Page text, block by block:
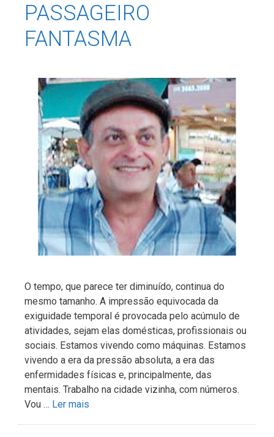
PASSAGEIRO
FANTASMA
O tempo, que parece ter diminuído, continua do
mesmo tamanho. A impressão equivocada da
exiguidade temporal é provocada pelo acúmulo de
atividades, sejam elas domésticas, profissionais ou
sociais. Estamos vivendo como máquinas. Estamos
vivendo a era da pressão absoluta, a era das
enfermidades físicas e, principalmente, das
mentais. Trabalho na cidade vizinha, com números.
Vou … Ler mais